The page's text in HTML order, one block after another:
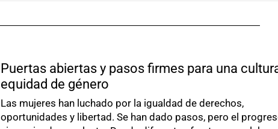
Puertas abiertas y pasos firmes para una
equidad de género
Las mujeres han luchado por la igualdad de derechos,
oportunidades y libertad. Se han dado pasos, pero el